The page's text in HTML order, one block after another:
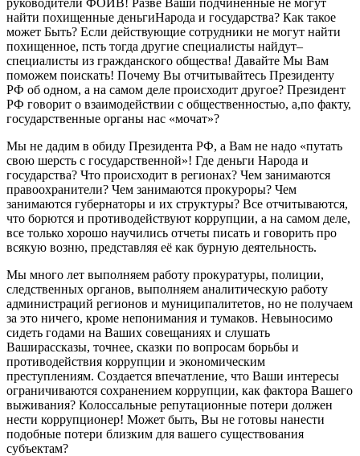
найти похищенные деньгиНарода и государства? Как такое
может Быть? Если действующие сотрудники не могут найти
похищенное, псть тогда другие специалисты найдут–
специалисты из гражданского общества! Давайте Мы Вам
поможем поискать! Почему Вы отчитывайтесь Президенту
РФ об одном, а на самом деле происходит другое? Президент
РФ говорит о взаимодействии с общественностью, а,по факту,
государственные органы нас «мочат»?
Мы не дадим в обиду Президента РФ, а Вам не надо «путать
свою шерсть с государственной»! Где деньги Народа и
государства? Что происходит в регионах? Чем занимаются
правоохранители? Чем занимаются прокуроры? Чем
занимаются губернаторы и их структуры? Все отчитываются,
что борются и противодействуют коррупции, а на самом деле,
все только хорошо научились отчеты писать и говорить про
всякую возню, представляя её как бурную деятельность.
Мы много лет выполняем работу прокуратуры, полиции,
следственных органов, выполняем аналитическую работу
администраций регионов и муниципалитетов, но не получаем
за это ничего, кроме непонимания и тумаков. Невыносимо
сидеть годами на Ваших совещаниях и слушать
Ваширассказы, точнее, сказки по вопросам борьбы и
противодействия коррупции и экономическим
преступлениям. Создается впечатление, что Ваши интересы
ограничиваются сохранением коррупции, как фактора Вашего
выживания? Колоссальные репутационные потери должен
нести коррупционер! Может быть, Вы не готовы нанести
подобные потери близким для вашего существования
субъектам?